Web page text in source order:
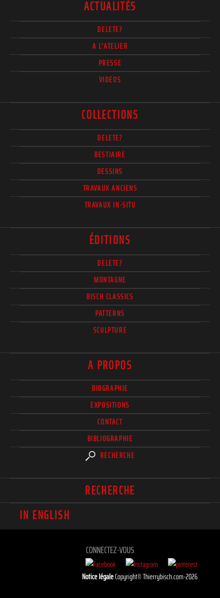
ACTUALITÉS
DELETE?
A L'ATELIER
PRESSE
VIDEOS
COLLECTIONS
DELETE?
BESTIAIRE
DESSINS
TRAVAUX ANCIENS
TRAVAUX IN-SITU
ÉDITIONS
DELETE?
MONTAGNE
BISCH CLASSICS
PATTERNS
SCULPTURE
A PROPOS
BIOGRAPHIE
EXPOSITIONS
CONTACT
BIBLIOGRAPHIE
RECHERCHE
RECHERCHE
IN ENGLISH
CONNECTEZ-VOUS
Notice légaleCopyright© Thierrybisch.com-2026